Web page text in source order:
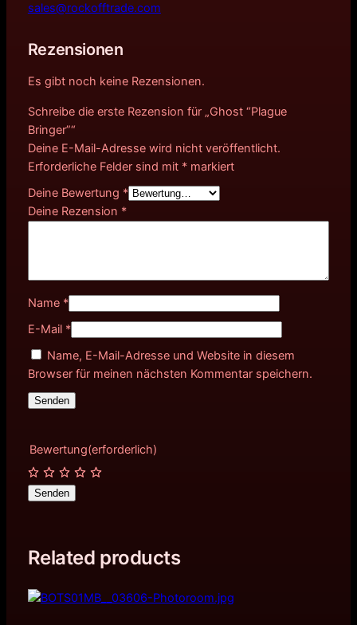
sales@rockofftrade.com
Rezensionen
Es gibt noch keine Rezensionen.
Schreibe die erste Rezension für „Ghost “Plague
Bringer”“
Deine E-Mail-Adresse wird nicht veröffentlicht.
Erforderliche Felder sind mit *markiert
Deine Bewertung *
Deine Rezension *
Name *
E-Mail *
Name, E-Mail-Adresse und Website in diesem
Browser für meinen nächsten Kommentar speichern.
Bewertung(erforderlich)
Senden
Related products